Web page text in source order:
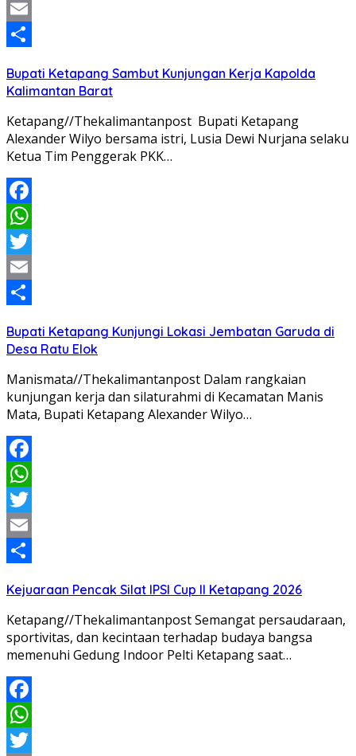
Twitter
Email
Bupati Ketapang Sambut Kunjungan Kerja Kapolda
Kalimantan Barat
Ketapang//Thekalimantanpost Bupati Ketapang
Alexander Wilyo bersama istri, Lusia Dewi Nurjana selaku
Ketua Tim Penggerak PKK…
Facebook
WhatsApp
Twitter
Email
Bupati Ketapang Kunjungi Lokasi Jembatan Garuda di
Desa Ratu Elok
Manismata//Thekalimantanpost Dalam rangkaian
kunjungan kerja dan silaturahmi di Kecamatan Manis
Mata, Bupati Ketapang Alexander Wilyo…
Facebook
WhatsApp
Twitter
Email
Kejuaraan Pencak Silat IPSI Cup II Ketapang 2026
Ketapang//Thekalimantanpost Semangat persaudaraan,
sportivitas, dan kecintaan terhadap budaya bangsa
memenuhi Gedung Indoor Pelti Ketapang saat…
Facebook
WhatsApp